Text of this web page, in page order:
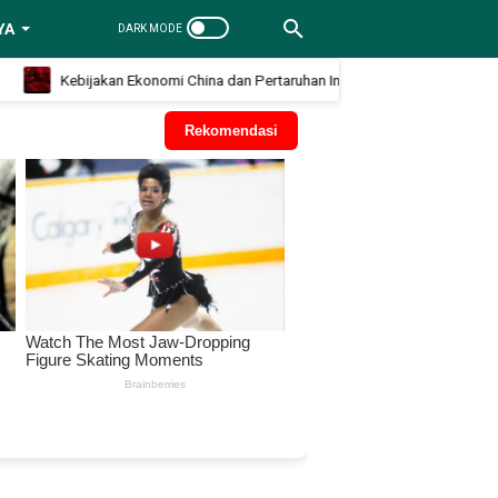
Kebijakan Ekonomi China dan Pertaruhan Industri Tingkat Tinggi di
Rekomendasi